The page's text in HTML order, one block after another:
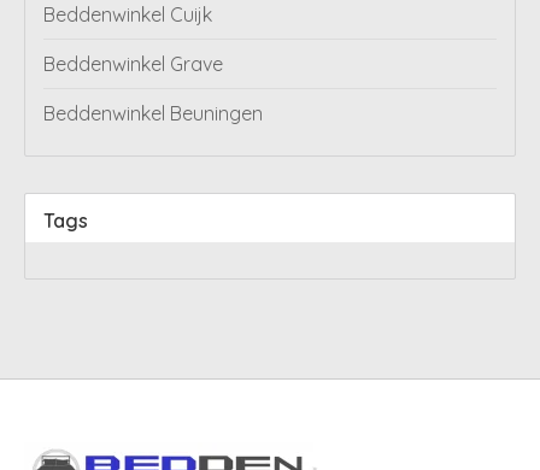
Beddenwinkel Cuijk
Beddenwinkel Grave
Beddenwinkel Beuningen
Tags